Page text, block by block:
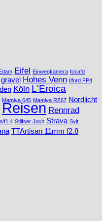
Edam Eifel Einwegkamera fckafd
gravel Hohes Venn
Ilford FP4
Köln L'Eroica
Mamiya 645 Mamiya RZ67 Nordlicht
Reisen Rennrad
f1.4 Stilfser Joch Strava Sylt
TTArtisan 11mm f2.8